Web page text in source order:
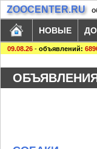
ZOOCENTER.RU
НОВЫЕ
09.08.26 - объявлений:
ОБЪЯВЛЕНИЯ